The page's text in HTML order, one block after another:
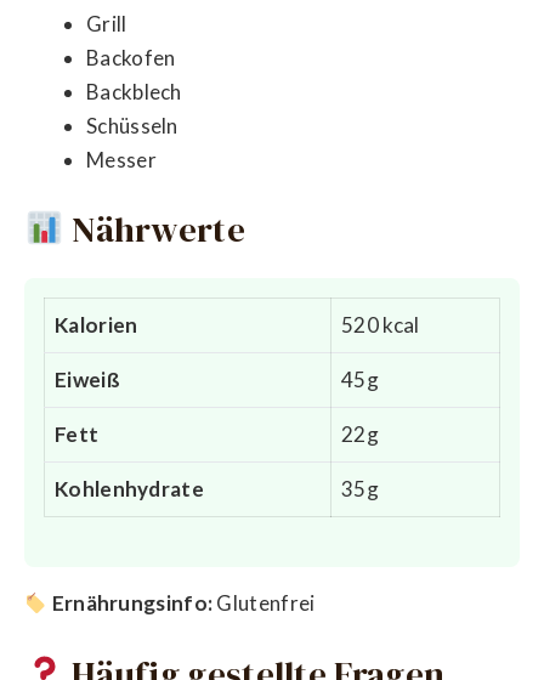
Grill
Backofen
Backblech
Schüsseln
Messer
Nährwerte
Kalorien 520 kcal
Eiweiß 45g
Fett 22g
Kohlenhydrate 35g
Ernährungsinfo:Glutenfrei